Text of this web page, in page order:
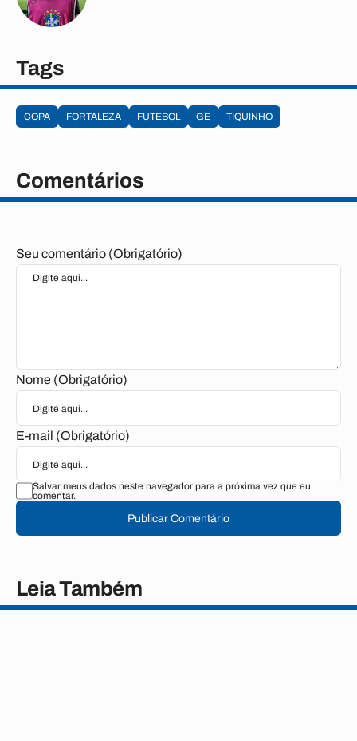
Tags
COPA FORTALEZA FUTEBOL GE TIQUINHO
Comentários
Seu comentário (Obrigatório)
Nome (Obrigatório)
E-mail (Obrigatório)
Salvar meus dados neste navegador para a próxima vez que eu
comentar.
Publicar Comentário
Leia Também